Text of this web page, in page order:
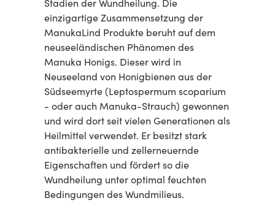
Stadien der Wundheilung. Die
einzigartige Zusammensetzung der
ManukaLind Produkte beruht auf dem
neuseeländischen Phänomen des
Manuka Honigs. Dieser wird in
Neuseeland von Honigbienen aus der
Südseemyrte (Leptospermum scoparium
- oder auch Manuka-Strauch) gewonnen
und wird dort seit vielen Generationen als
Heilmittel verwendet. Er besitzt stark
antibakterielle und zellerneuernde
Eigenschaften und fördert so die
Wundheilung unter optimal feuchten
Bedingungen des Wundmilieus.